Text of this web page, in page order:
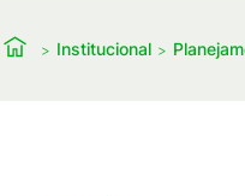
Institucional